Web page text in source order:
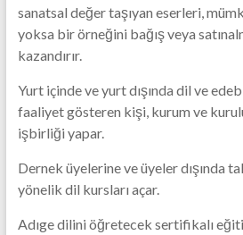
sanatsal değer taşıyan eserleri,
yoksa bir örneğini bağış veya
kazandırır.
Yurt içinde ve yurt dışında dil ve
faaliyet gösteren kişi, kurum ve
işbirliği yapar.
Dernek üyelerine ve üyeler dışında
yönelik dil kursları açar.
Adıge dilini öğretecek sertifikalı